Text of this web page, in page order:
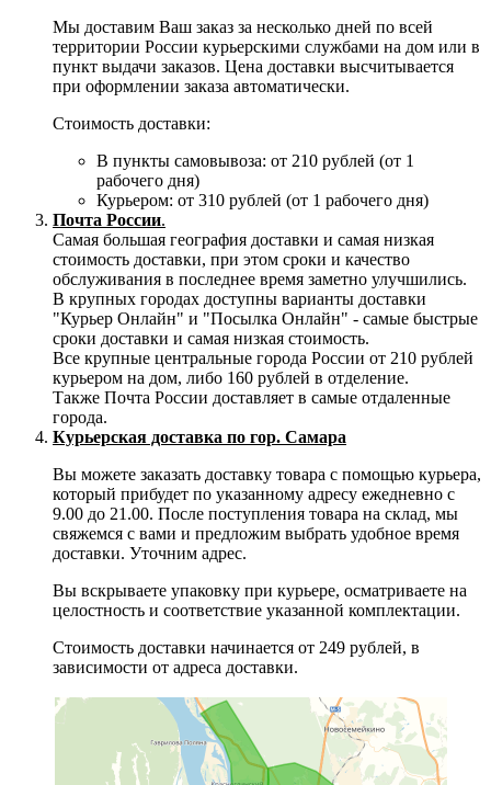
Мы доставим Ваш заказ за несколько дней по всей
территории России курьерскими службами на дом или в
пункт выдачи заказов. Цена доставки высчитывается
при оформлении заказа автоматически.
Стоимость доставки:
В пункты самовывоза: от 210 рублей (от 1
рабочего дня)
Курьером: от 310 рублей (от 1 рабочего дня)
Почта России.
Самая большая география доставки и самая низкая
стоимость доставки, при этом сроки и качество
обслуживания в последнее время заметно улучшились.
В крупных городах доступны варианты доставки
"Курьер Онлайн" и "Посылка Онлайн" - самые быстрые
сроки доставки и самая низкая стоимость.
Все крупные центральные города России от 210 рублей
курьером на дом, либо 160 рублей в отделение.
Также Почта России доставляет в самые отдаленные
города.
Курьерская доставка по гор. Самара
Вы можете заказать доставку товара с помощью курьера,
который прибудет по указанному адресу ежедневно с
9.00 до 21.00. После поступления товара на склад, мы
свяжемся с вами и предложим выбрать удобное время
доставки. Уточним адрес.
Вы вскрываете упаковку при курьере, осматриваете на
целостность и соответствие указанной комплектации.
Стоимость доставки начинается от 249 рублей, в
зависимости от адреса доставки.